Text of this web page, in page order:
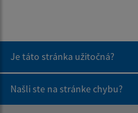
Je táto stránka užitočná?
Našli ste na stránke chybu?